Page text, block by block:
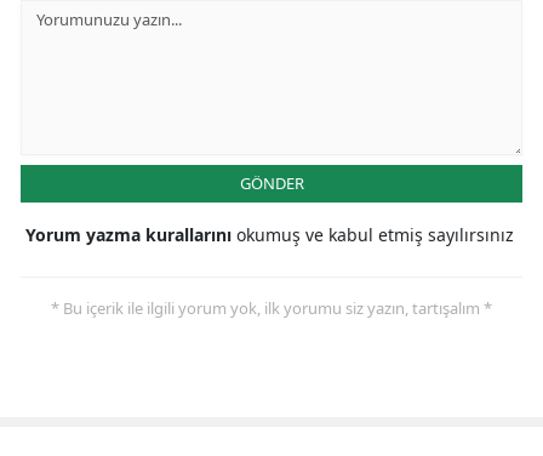
GÖNDER
Yorum yazma kurallarını okumuş ve kabul etmiş sayılırsınız
* Bu içerik ile ilgili yorum yok, ilk yorumu siz yazın, tartışalım *